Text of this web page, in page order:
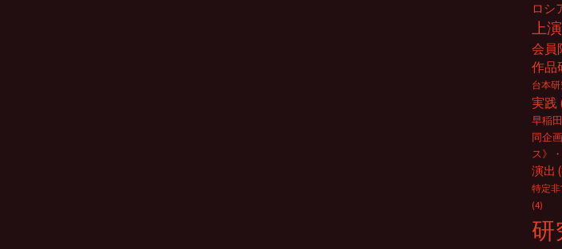
ロシ
上
会員
作品
台本
実践
早稲
同企
ス》
演出
特定非
(4)
研